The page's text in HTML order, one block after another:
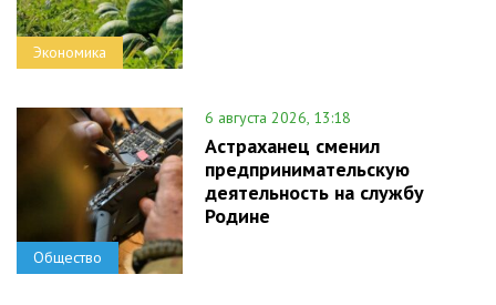
Экономика
Общество
6 августа 2026, 13:18
Астраханец сменил
предпринимательскую
деятельность на службу
Родине